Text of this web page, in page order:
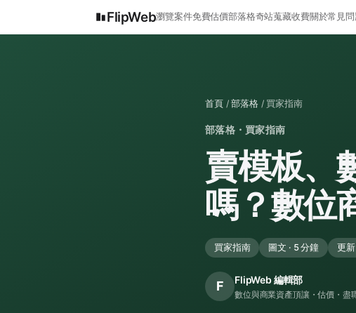
FlipWeb瀏覽案件免費估價部落格奇站蒐藏收費關於常見問
首頁/部落格/ 買家指南
部落格・買家指南
賣模板、
嗎？數位
買家指南 圖文 · 5 分鐘 更
F FlipWeb 編輯部
數位與商業資產頂讓・估價・盡